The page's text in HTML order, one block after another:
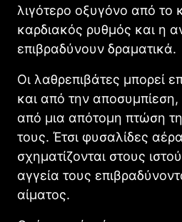
λιγότερο οξυγόνο από το
καρδιακός ρυθμός και η
επιβραδύνουν δραματικά.
Οι λαθρεπιβάτες μπορεί
και από την αποσυμπίεση,
από μια απότομη πτώση
τους. Έτσι φυσαλίδες
σχηματίζονται στους
αγγεία τους
αίματος.